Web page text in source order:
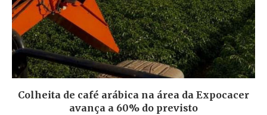
Colheita de café arábica na área da Expocacer
avança a 60% do previsto